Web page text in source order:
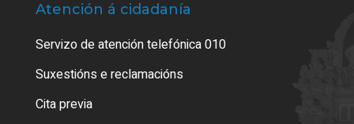
Atención á cidadanía
Servizo de atención telefónica 010
Suxestións e reclamacións
Cita previa